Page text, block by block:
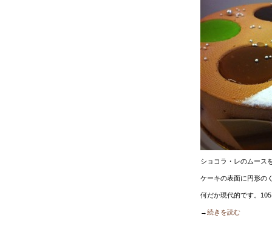
ショコラ・レのムース
ケーキの表面に円形の
何だか現代的です。
→続きを読む